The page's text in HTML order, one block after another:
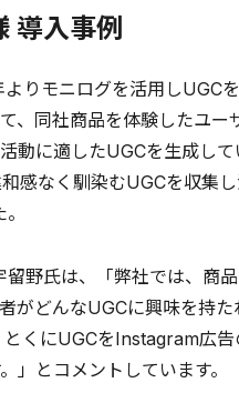
導入事例
りモニログを活用しUGC
、同社商品を体験したユ
動に適したUGCを生成し
感なく馴染むUGCを収集
野氏は、「弊社では、商
がどんなUGCに興味を持
くにUGCをInstagram広
」とコメントしています。